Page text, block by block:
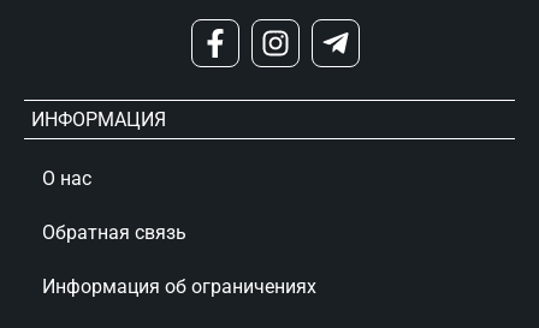
ИНФОРМАЦИЯ
О нас
Обратная связь
Информация об ограничениях